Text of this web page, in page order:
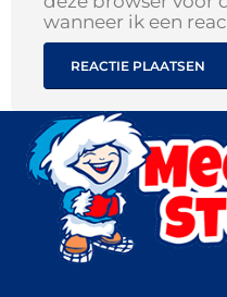
wanneer ik een